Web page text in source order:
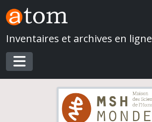
Skip to main content
Inventaires et archives en ligne
Toggle navigation